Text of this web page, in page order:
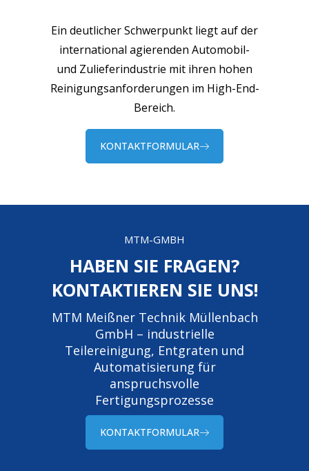
Ein deutlicher Schwerpunkt liegt auf der
international agierenden Automobil-
und Zulieferindustrie mit ihren hohen
Reinigungsanforderungen im High-End-
Bereich.
KONTAKTFORMULAR
MTM-GMBH
HABEN SIE FRAGEN?
KONTAKTIEREN SIE UNS!
MTM Meißner Technik Müllenbach
GmbH – industrielle
Teilereinigung, Entgraten und
Automatisierung für
anspruchsvolle
Fertigungsprozesse
KONTAKTFORMULAR